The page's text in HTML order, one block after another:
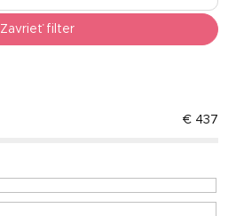
Zavrieť filter
€ 437